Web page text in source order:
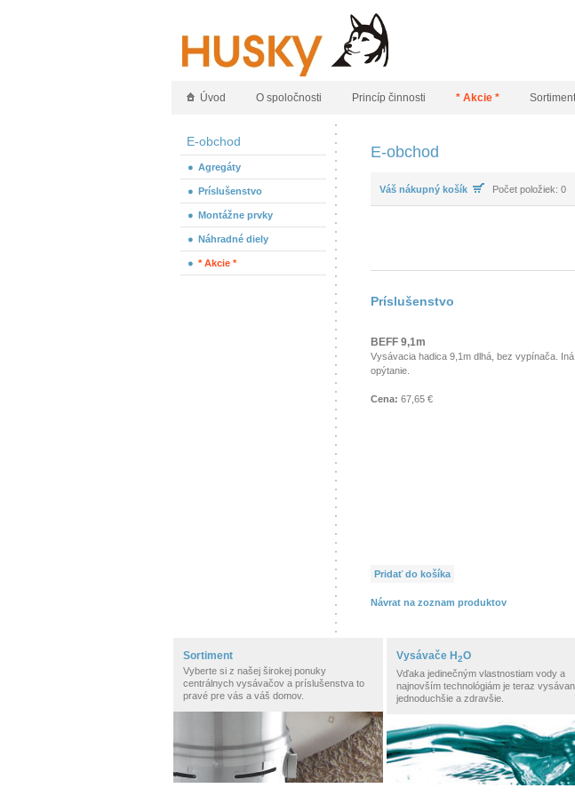
Úvod O spoločnosti Princíp činnosti * Akcie * Sortiment
E-obchod
Agregáty
Príslušenstvo
Montážne prvky
Náhradné diely
* Akcie *
E-obchod
Váš nákupný košík Počet položiek: 0
Príslušenstvo
BEFF 9,1m
Vysávacia hadica 9,1m dlhá, bez vypínača.
opýtanie.
Cena: 67,65 €
Pridať do košíka
Návrat na zoznam produktov
Sortiment
Vyberte si z našej širokej ponuky
centrálnych vysávačov a príslušenstva to
pravé pre vás a váš domov.
Vysávače H 2O
Vďaka jedinečným vlastnostiam vody a
najnovším technológiám je teraz
jednoduchšie a zdravšie.